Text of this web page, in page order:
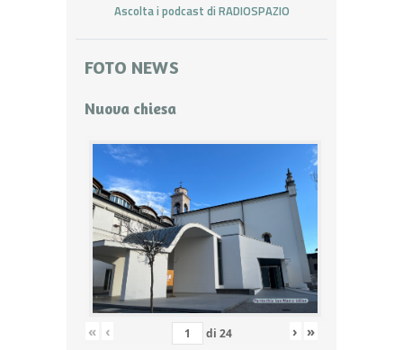
Ascolta i podcast di RADIOSPAZIO
FOTO NEWS
Nuova chiesa
« ‹ di 24 › »